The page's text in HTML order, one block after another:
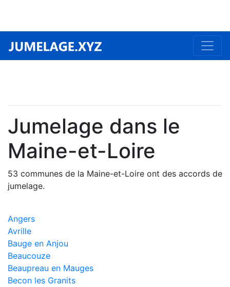
Jumelage dans le
Maine-et-Loire
53 communes de la Maine-et-Loire ont des accords de
jumelage.
Angers
Avrille
Bauge en Anjou
Beaucouze
Beaupreau en Mauges
Becon les Granits